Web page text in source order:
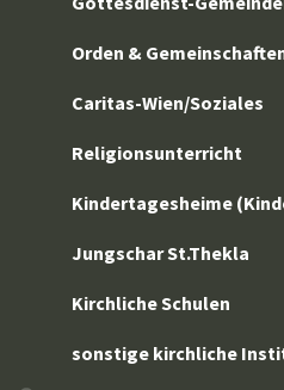
Orden &
Caritas-Wien/Soziales
Religionsunterricht
Kindertagesheime
Jungschar St.Thekla
Kirchliche Schulen
sonstige kirchliche